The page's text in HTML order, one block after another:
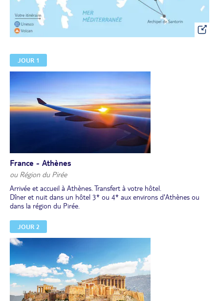
JOUR 1
France - Athènes
ou Région du Pirée
Arrivée et accueil à Athènes. Transfert à votre hôtel.
Dîner et nuit dans un hôtel 3* ou 4* aux environs d'Athènes ou
dans la région du Pirée.
JOUR 2